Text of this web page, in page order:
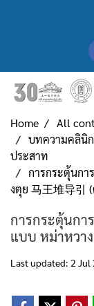
Home All
บทความคลินิ
ประสาท
การกระตุ้นกา
งตุย 马王堆导引
การกระตุ้นกา
แบบ หม่าหวา
Last updated: 2 Jul